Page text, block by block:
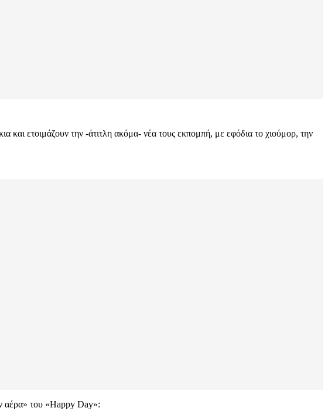
και ετοιμάζουν την -άτιτλη ακόμα- νέα τους εκπομπή, με εφόδια το χιούμορ, την
αέρα» του «Happy Day»: